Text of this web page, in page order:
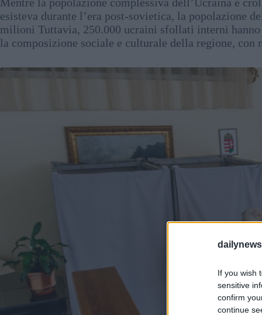
If you wish
sensitive
confirm
continue
esisteva durante l’era post-sovietica, la popolazione
milioni Tuttavia, 250.000 ucraini sfollati interni
la composizione sociale e culturale della regione,